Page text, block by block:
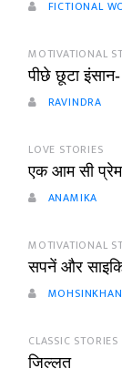
FICTIONAL
MOTIVATIONAL
पीछे छूटा
RAVINDRA
LOVE STORIES
एक आम सी
ANAMIKA
MOTIVATIONAL
सपनें और
CLASSIC STORIES
जिल्लत